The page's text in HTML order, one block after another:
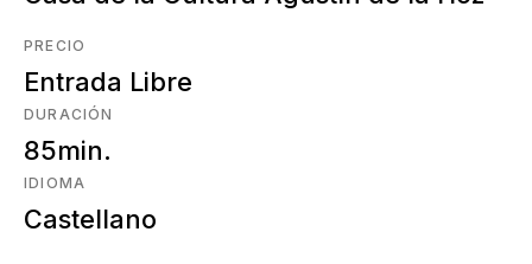
PRECIO
Entrada Libre
DURACIÓN
85min.
IDIOMA
Castellano